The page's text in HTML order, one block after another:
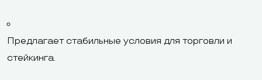
Предлагает стабильные условия для торговли и
стейкинга.